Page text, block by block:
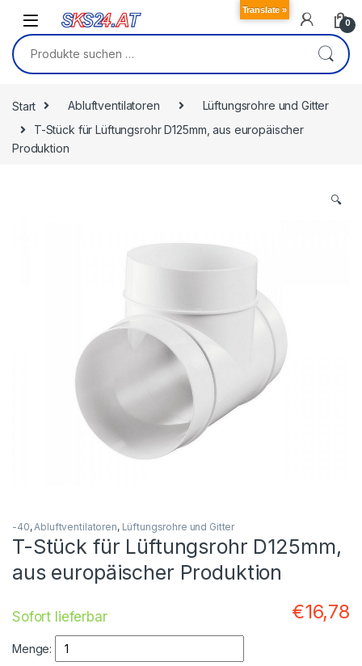
0
Suchen nach:
Start Abluftventilatoren
Lüftungsrohre und Gitter
T-Stück für Lüftungsrohr D125mm, aus europäischer
Produktion
🔍
-40,Abluftventilatoren, Lüftungsrohre und Gitter
T-Stück für Lüftungsrohr D125mm,
aus europäischer Produktion
Sofort lieferbar €16,78
Menge:
Quantity
Translate »